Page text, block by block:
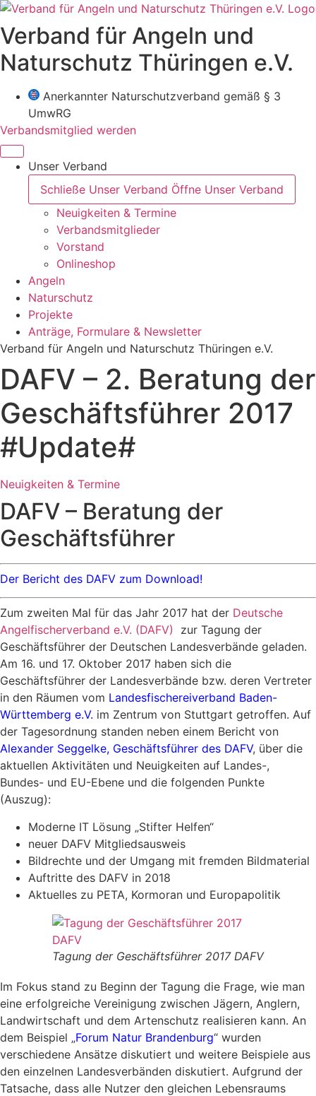
Zum
Inhalt
wechseln
Verband für Angeln und
Naturschutz Thüringen e.V.
Anerkannter Naturschutzverband gemäß § 3
UmwRG
Verbandsmitglied werden
Unser Verband
Schließe Unser Verband Öffne Unser Verband
Neuigkeiten & Termine
Verbandsmitglieder
Vorstand
Onlineshop
Angeln
Naturschutz
Projekte
Anträge, Formulare & Newsletter
Verband für Angeln und Naturschutz Thüringen e.V.
DAFV – 2. Beratung der
Geschäftsführer 2017
#Update#
Neuigkeiten & Termine
DAFV – Beratung der
Geschäftsführer
Der Bericht des DAFV zum Download!
Zum zweiten Mal für das Jahr 2017 hat der Deutsche
Angelfischerverband e.V. (DAFV)
zur Tagung der
Geschäftsführer der Deutschen Landesverbände geladen.
Am 16. und 17. Oktober 2017 haben sich die
Geschäftsführer der Landesverbände bzw. deren Vertreter
in den Räumen vom Landesfischereiverband Baden-
Württemberg e.V. im Zentrum von Stuttgart getroffen. Auf
der Tagesordnung standen neben einem Bericht von
Alexander Seggelke, Geschäftsführer des DAFV, über die
aktuellen Aktivitäten und Neuigkeiten auf Landes-,
Bundes- und EU-Ebene und die folgenden Punkte
(Auszug):
Moderne IT Lösung „Stifter Helfen“
neuer DAFV Mitgliedsausweis
Bildrechte und der Umgang mit fremden Bildmaterial
Auftritte des DAFV in 2018
Aktuelles zu PETA, Kormoran und Europapolitik
Tagung der Geschäftsführer 2017 DAFV
Im Fokus stand zu Beginn der Tagung die Frage, wie man
eine erfolgreiche Vereinigung zwischen Jägern, Anglern,
Landwirtschaft und dem Artenschutz realisieren kann. An
dem Beispiel „Forum Natur Brandenburg“ wurden
verschiedene Ansätze diskutiert und weitere Beispiele aus
den einzelnen Landesverbänden diskutiert. Aufgrund der
Tatsache, dass alle Nutzer den gleichen Lebensraums